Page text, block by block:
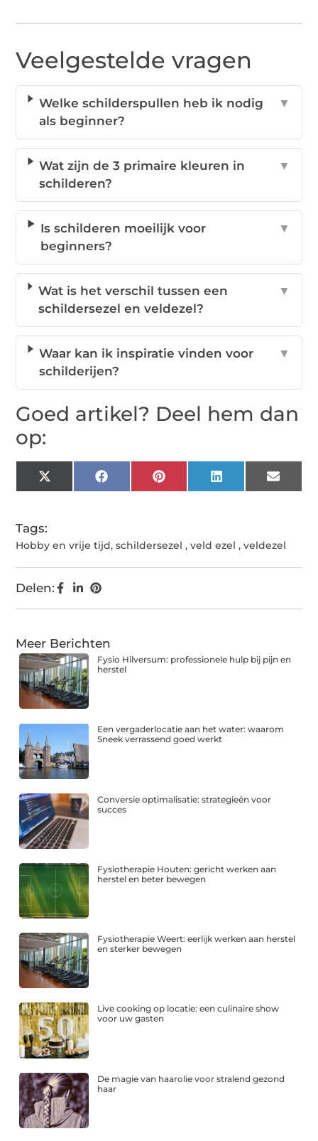
Veelgestelde vragen
Welke schilderspullen heb ik nodig
als beginner?
▼
Wat zijn de 3 primaire kleuren in
schilderen?
▼
Is schilderen moeilijk voor
beginners?
▼
Wat is het verschil tussen een
schildersezel en veldezel?
▼
Waar kan ik inspiratie vinden voor
schilderijen?
▼
Goed artikel? Deel hem dan
op:
X
(Twitter)
FacebookPinterestLinkedIn Email
Tags:
Hobby en vrije tijd,schildersezel ,veld ezel ,veldezel
Delen:
Meer Berichten
Fysio Hilversum: professionele hulp bij pijn en
herstel
Een vergaderlocatie aan het water: waarom
Sneek verrassend goed werkt
Conversie optimalisatie: strategieën voor
succes
Fysiotherapie Houten: gericht werken aan
herstel en beter bewegen
Fysiotherapie Weert: eerlijk werken aan herstel
en sterker bewegen
Live cooking op locatie: een culinaire show
voor uw gasten
De magie van haarolie voor stralend gezond
haar